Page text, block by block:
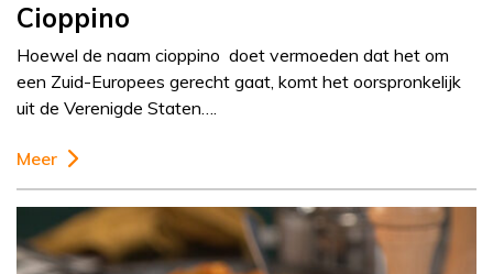
Cioppino
Hoewel de naam cioppino doet vermoeden dat het om
een Zuid-Europees gerecht gaat, komt het oorspronkelijk
uit de Verenigde Staten….
Meer